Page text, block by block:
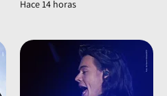
Hace 14 horas